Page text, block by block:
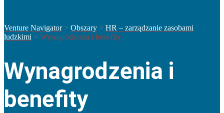
Venture Navigator> Obszary > HR – zarządzanie zasobami
ludzkimi > Wynagrodzenia i benefity
Wynagrodzenia i
benefity